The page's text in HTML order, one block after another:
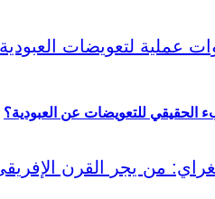
الحقيقي للتعويضات عن العبودية؟